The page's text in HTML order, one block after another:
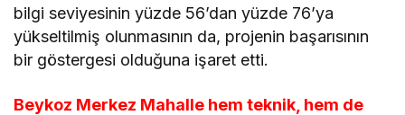
bilgi seviyesinin yüzde 56’dan yüzde 76’ya
yükseltilmiş olunmasının da, projenin başarısının
bir göstergesi olduğuna işaret etti.
Beykoz Merkez Mahalle hem teknik, hem de